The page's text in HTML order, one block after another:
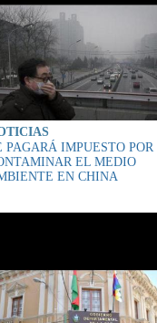
PAGARÁ IMPUESTO POR
EL MEDIO
EN CHINA